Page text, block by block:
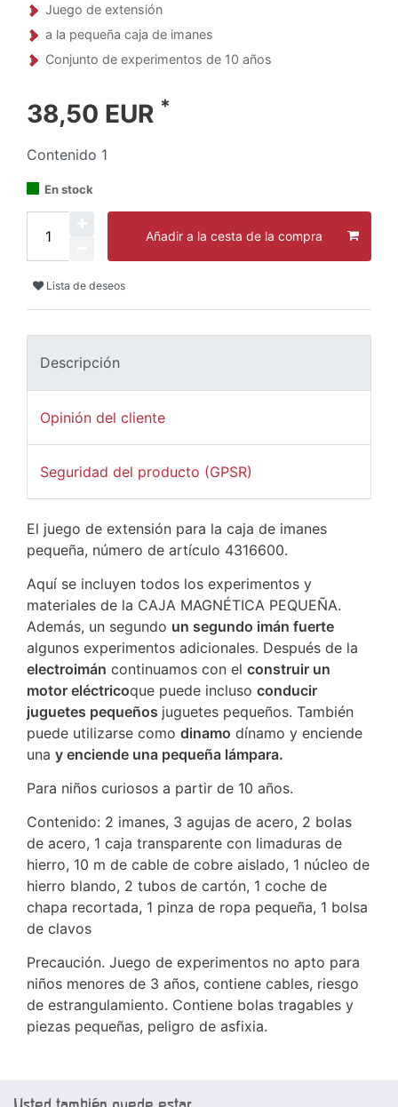
Juego de extensión
a la pequeña caja de imanes
Conjunto de experimentos de 10 años
38,50 EUR *
Contenido 1
En stock
Añadir a la cesta de la compra
Lista de deseos
Descripción
Opinión del cliente
Seguridad del producto (GPSR)
El juego de extensión para la caja de imanes
pequeña, número de artículo 4316600.
Aquí se incluyen todos los experimentos y
materiales de la CAJA MAGNÉTICA PEQUEÑA.
Además, un segundo un segundo imán fuerte
algunos experimentos adicionales. Después de la
electroimán continuamos con el construir un
motor eléctricoque puede incluso conducir
juguetes pequeños juguetes pequeños. También
puede utilizarse como dinamo dínamo y enciende
una y enciende una pequeña lámpara.
Para niños curiosos a partir de 10 años.
Contenido: 2 imanes, 3 agujas de acero, 2 bolas
de acero, 1 caja transparente con limaduras de
hierro, 10 m de cable de cobre aislado, 1 núcleo de
hierro blando, 2 tubos de cartón, 1 coche de
chapa recortada, 1 pinza de ropa pequeña, 1 bolsa
de clavos
Precaución. Juego de experimentos no apto para
niños menores de 3 años, contiene cables, riesgo
de estrangulamiento. Contiene bolas tragables y
piezas pequeñas, peligro de asfixia.